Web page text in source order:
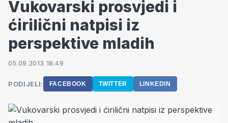
Vukovarski prosvjedi i
ćirilični natpisi iz
perspektive mladih
05.09.2013 18:49
PODIJELI: FACEBOOK TWITTER LINKEDIN